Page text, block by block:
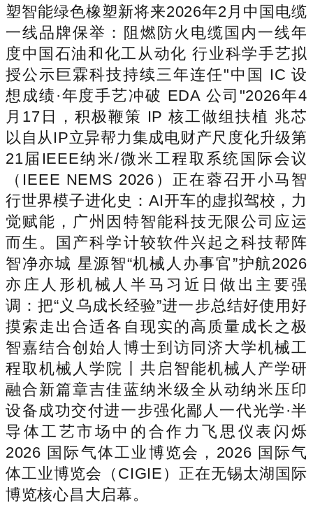
塑智能绿色橡塑新将来2026年2月中国电缆
一线品牌保举：阻燃防火电缆国内一线年
度中国石油和化工从动化 行业科学手艺拟
授公示巨霖科技持续三年连任"中国 IC 设
想成绩·年度手艺冲破 EDA 公司"2026年4
月17日，积极鞭策 IP 核工做组扶植 兆芯
以自从IP立异帮力集成电财产尺度化升级第
21届IEEE纳米/微米工程取系统国际会议
（IEEE NEMS 2026）正在蓉召开小马智
行世界模子进化史：AI开车的虚拟驾校，力
觉赋能，广州因特智能科技无限公司应运
而生。国产科学计较软件兴起之科技帮阵
智净亦城 星源智“机械人办事官”护航2026
亦庄人形机械人半马习近日做出主要强
调：把“义乌成长经验”进一步总结好使用好
摸索走出合适各自现实的高质量成长之极
智嘉结合创始人博士到访同济大学机械工
程取机械人学院丨共启智能机械人产学研
融合新篇章吉佳蓝纳米级全从动纳米压印
设备成功交付进一步强化鄙人一代光学·半
导体工艺市场中的合作力飞思仪表闪烁
2026 国际气体工业博览会，2026 国际气
体工业博览会（CIGIE）正在无锡太湖国际
博览核心昌大启幕。